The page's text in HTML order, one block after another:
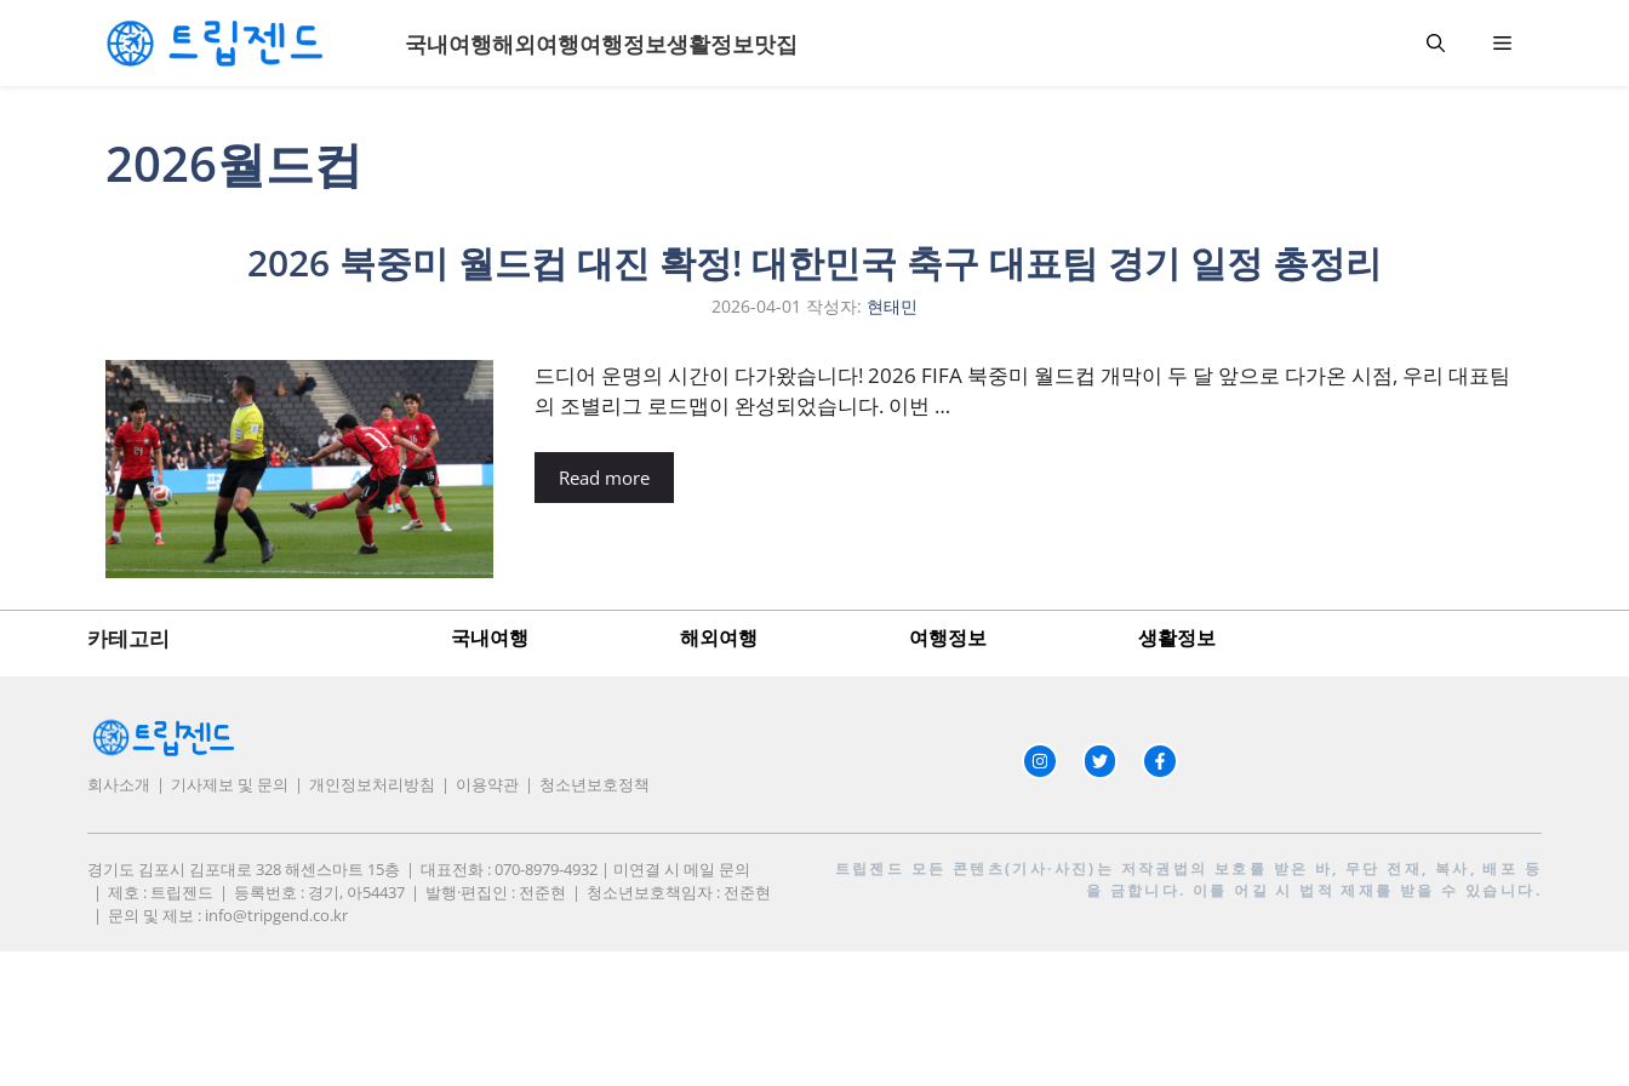
국내여행해외여행여행정보생활정보맛집
2026월드컵
2026 북중미 월드컵 대진 확정! 대한민국 축구 대표팀 경기 일정 총정리
2026-04-01 작성자: 현태민
드디어 운명의 시간이 다가왔습니다! 2026 FIFA 북중미 월드컵 개막이 두 달 앞으로 다가온 시점, 우리 대표팀
의 조별리그 로드맵이 완성되었습니다. 이번 …
Read more
카테고리 국내여행 해외여행 여행정보 생활정보
회사소개 기사제보 및 문의 개인정보처리방침 이용약관 청소년보호정책
경기도 김포시 김포대로 328 해센스마트 15층
대표전화 : 070-8979-4932 | 미연결 시 메일 문의
제호 : 트립젠드
등록번호 : 경기, 아54437 발행·편집인 : 전준현
청소년보호책임자 : 전준현
문의 및 제보 : info@tripgend.co.kr
트립젠드 모든 콘텐츠(기사·사진)는 저작권법의 보호를 받은 바, 무단 전재, 복사, 배포 등
을 금합니다. 이를 어길 시 법적 제재를 받을 수 있습니다.